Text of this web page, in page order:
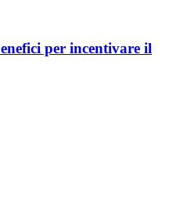
per incentivare il